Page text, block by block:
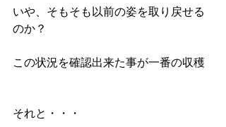
いや、そもそも以前の姿を取り戻せる
のか？
この状況を確認出来た事が一番の収穫
それと・・・